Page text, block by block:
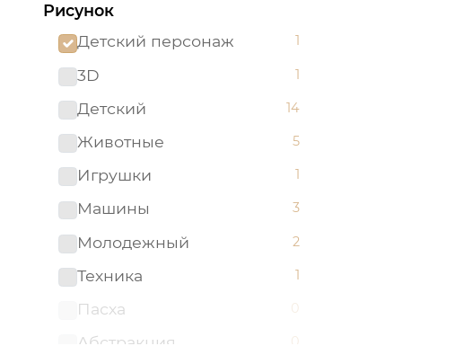
Золотистый
Золотой
Изумрудный
Капучино
Коричневый
Красный
Ментоловый
Мятный
Оливковый
Рисунок
Детский персонаж
1
3D 1
Детский 14
Животные 5
Игрушки 1
Машины 3
Молодежный 2
Техника 1
Пасха 0
Абстракция 0